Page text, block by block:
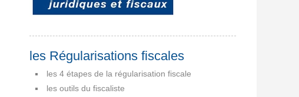
les Régularisations fiscales
les 4 étapes de la régularisation fiscale
les outils du fiscaliste